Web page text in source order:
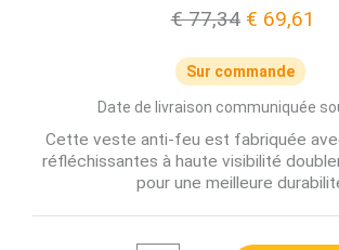
€ 77,34 € 69,61
Sur commande
Date de livraison communiquée
Cette veste anti-feu est fabriquée
réfléchissantes à haute visibilité
pour une meilleure